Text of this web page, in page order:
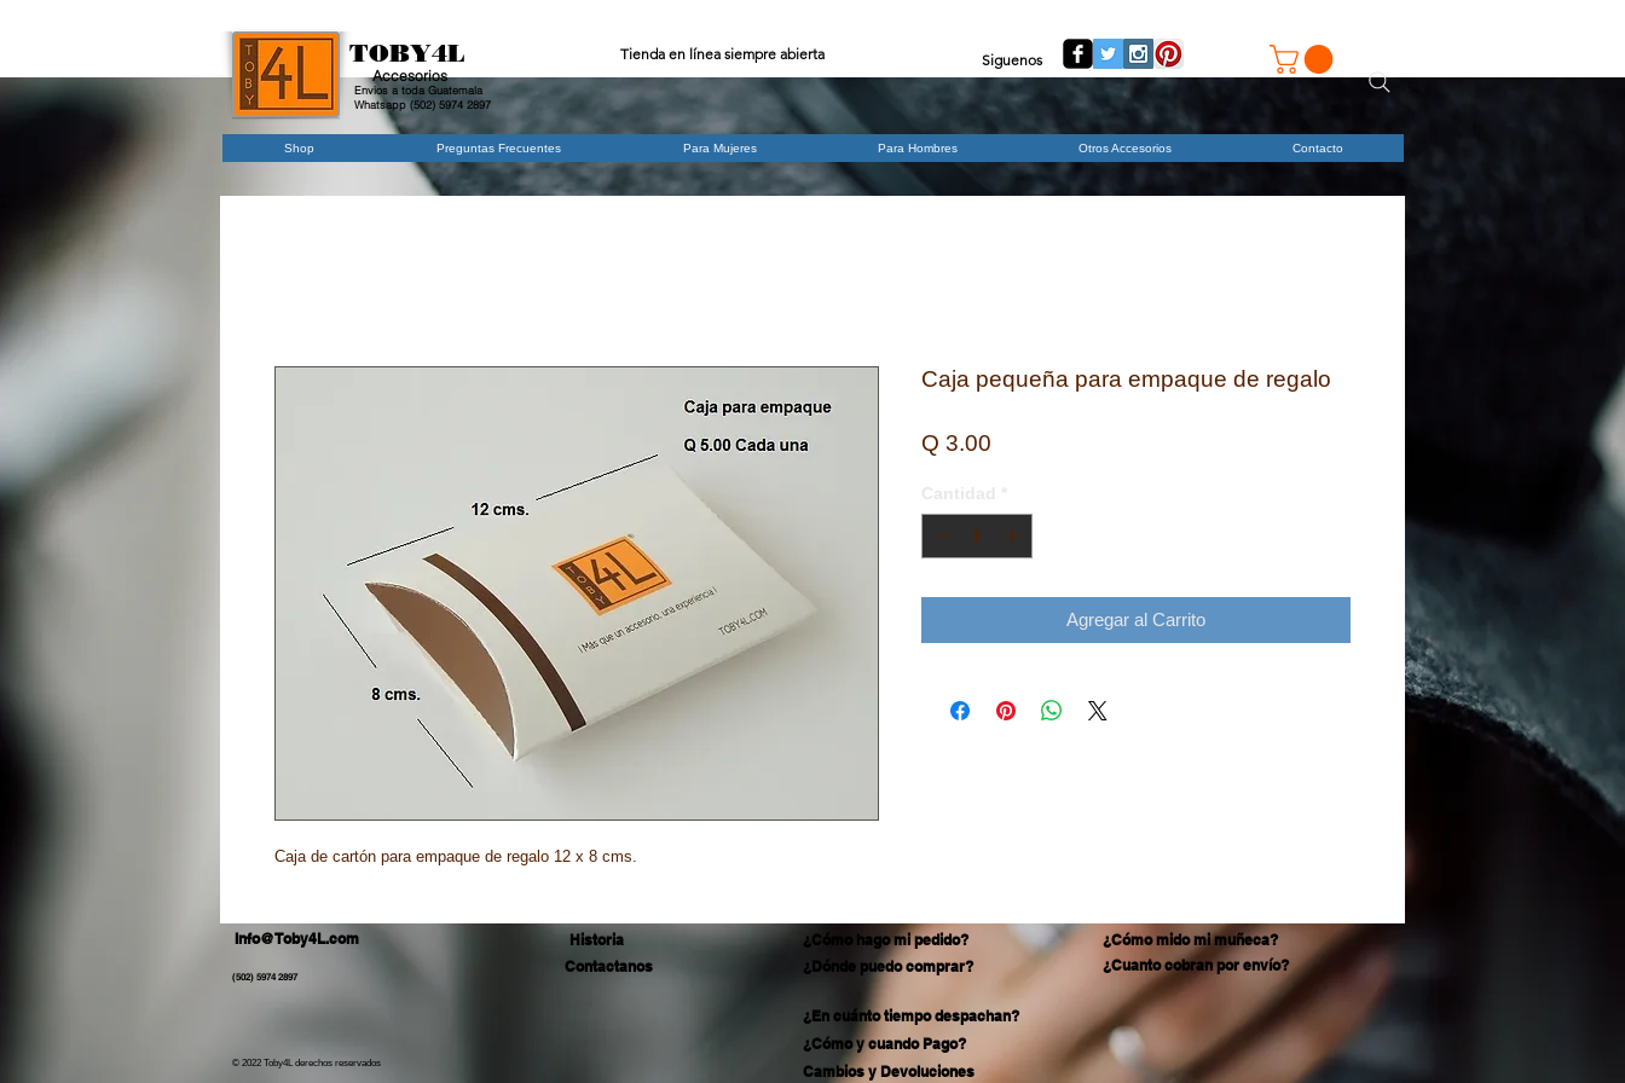
TOBY4L
Accesorios
Envios a toda Guatemala
Whatsapp (502) 5974 2897
Tienda en línea siempre abierta Siguenos
Shop Preguntas Frecuentes Para Mujeres Para Hombres Otros Accesorios Contacto
Caja de cartón para empaque de regalo 12 x 8 cms.
Caja pequeña para empaque de regalo
Q 3.00
Agregar al Carrito
Info@Toby4L.com
Contactanos
Historia
(502) 5974 2897
¿Cómo hago mi pedido?
¿Dónde puedo comprar?
¿Cómo mido mi muñeca?
¿Cuanto cobran por envío?
¿En cuánto tiempo despachan?
© 2022 Toby4L derechos reservados
¿Cómo y cuando Pago?
Cambios y Devoluciones